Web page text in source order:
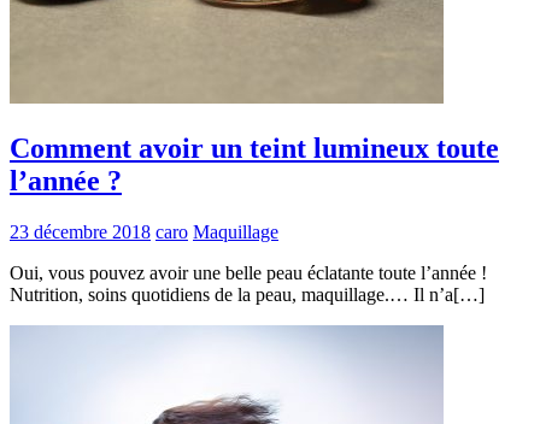
Comment avoir un teint lumineux toute
l’année ?
23 décembre 2018 caro Maquillage
Oui, vous pouvez avoir une belle peau éclatante toute l’année !
Nutrition, soins quotidiens de la peau, maquillage.… Il n’a[…]